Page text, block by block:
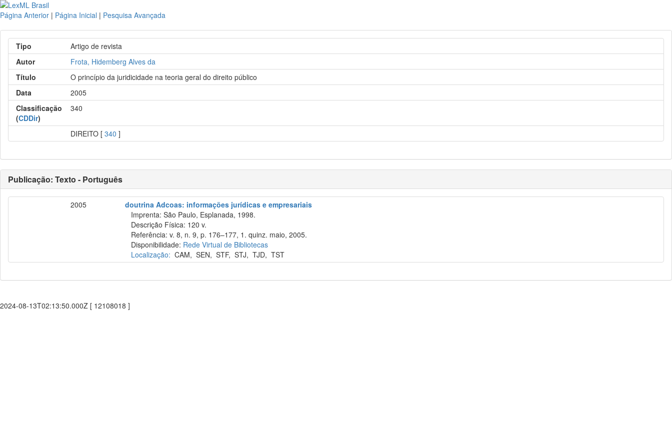
Página Anterior | Página Inicial | Pesquisa Avançada
Tipo
Artigo de revista
Autor
Frota, Hidemberg Alves da
Título
O princípio da juridicidade na teoria geral do direito público
Data
2005
Classificação
(CDDir)
340
DIREITO [340 ]
Publicação: Texto - Português
2005
doutrina Adcoas: informações jurídicas e empresariais
Imprenta: São Paulo, Esplanada, 1998.
Descrição Física: 120 v.
Referência: v. 8, n. 9, p. 176–177, 1. quinz. maio, 2005.
Disponibilidade: Rede Virtual de Bibliotecas
Localização: CAM,SEN,STF,STJ,TJD,TST
2024-08-13T02:13:50.000Z [ 12108018 ]